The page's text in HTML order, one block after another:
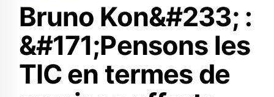
Bruno Kon&#233; :
&#171;Pensons les
TIC en termes de